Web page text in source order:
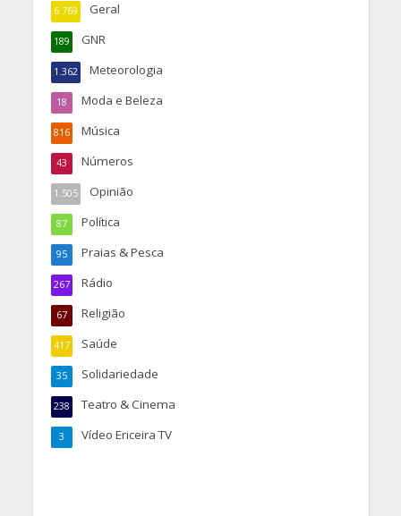
Geral
6.769
GNR
189
Meteorologia
1.362
Moda e Beleza
18
Música
816
Números
43
Opinião
1.505
Política
87
Praias & Pesca
95
Rádio
267
Religião
67
Saúde
417
Solidariedade
35
Teatro & Cinema
238
Vídeo Ericeira TV
3